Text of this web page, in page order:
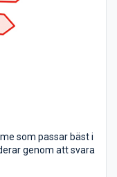
som passar bäst i
genom att svara